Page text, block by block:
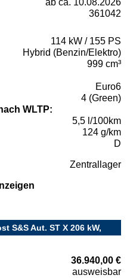
ab ca. 10.08.2026
361042
114 kW / 155 PS
Hybrid (Benzin/Elektro)
999 cm³
Euro6
4 (Green)
WLTP:
5,5 l/100km
124 g/km
D
Zentrallager
S&S Aut. ST X 206 kW,
36.940,00 €
ausweisbar